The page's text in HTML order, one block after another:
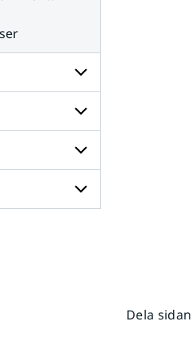
Undersidor
för
Radar
och
satellit
Undersidor
för
Väder
till
havs
Undersidor
för
Dela sidan